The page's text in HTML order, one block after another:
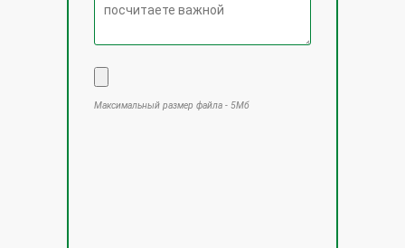
Максимальный размер файла - 5Мб